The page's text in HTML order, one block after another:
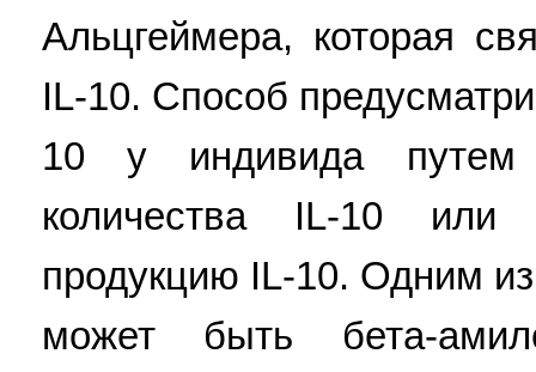
Альцгеймера, которая
IL-10. Способ
10 у индивида путем
количества IL-10
продукцию IL-10. Одним
может быть бета-